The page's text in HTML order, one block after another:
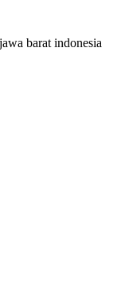
barat indonesia